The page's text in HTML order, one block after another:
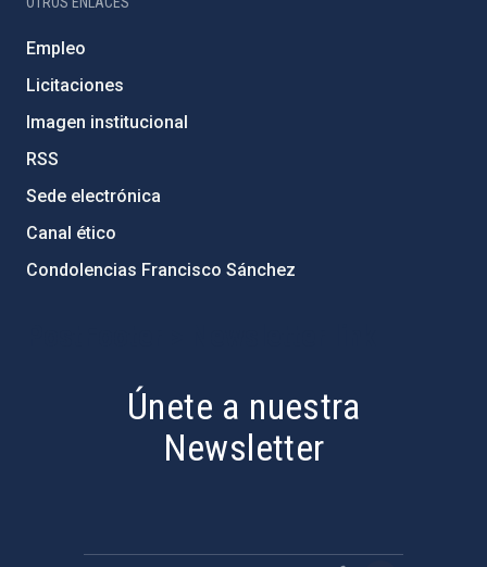
Empleo
Licitaciones
Imagen institucional
RSS
Sede electrónica
Canal ético
Condolencias Francisco Sánchez
Únete a nuestra
Newsletter